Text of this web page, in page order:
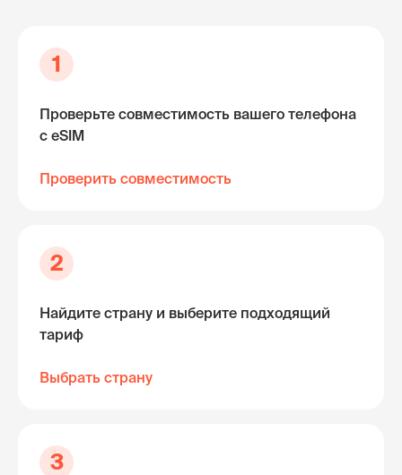
1
Проверьте совместимость вашего телефона
с eSIM
Проверить совместимость
2
Найдите страну и выберите подходящий
тариф
Выбрать страну
3